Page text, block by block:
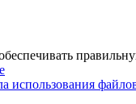
использования